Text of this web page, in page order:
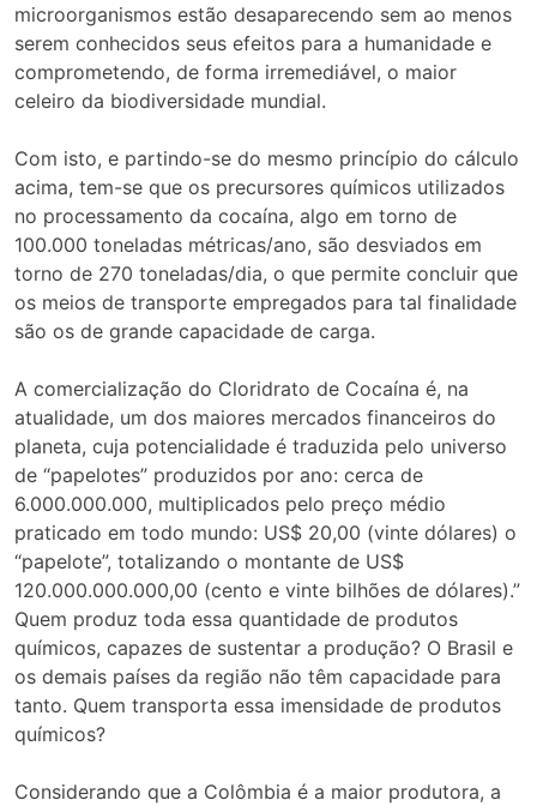
microorganismos estão desaparecendo sem ao menos
serem conhecidos seus efeitos para a humanidade e
comprometendo, de forma irremediável, o maior
celeiro da biodiversidade mundial.
Com isto, e partindo-se do mesmo princípio do cálculo
acima, tem-se que os precursores químicos utilizados
no processamento da cocaína, algo em torno de
100.000 toneladas métricas/ano, são desviados em
torno de 270 toneladas/dia, o que permite concluir que
os meios de transporte empregados para tal finalidade
são os de grande capacidade de carga.
A comercialização do Cloridrato de Cocaína é, na
atualidade, um dos maiores mercados financeiros do
planeta, cuja potencialidade é traduzida pelo universo
de “papelotes” produzidos por ano: cerca de
6.000.000.000, multiplicados pelo preço médio
praticado em todo mundo: US$ 20,00 (vinte dólares) o
“papelote”, totalizando o montante de US$
120.000.000.000,00 (cento e vinte bilhões de dólares).”
Quem produz toda essa quantidade de produtos
químicos, capazes de sustentar a produção? O Brasil e
os demais países da região não têm capacidade para
tanto. Quem transporta essa imensidade de produtos
químicos?
Considerando que a Colômbia é a maior produtora, a